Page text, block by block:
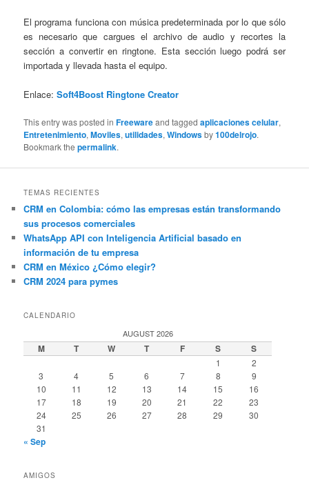
El programa funciona con música predeterminada por lo que sólo
es necesario que cargues el archivo de audio y recortes la
sección a convertir en ringtone. Esta sección luego podrá ser
importada y llevada hasta el equipo.
Enlace:Soft4Boost Ringtone Creator
This entry was posted inFreewareand taggedaplicaciones celular,
Entretenimiento,Moviles,utilidades,Windowsby100delrojo.
Bookmark thepermalink.
TEMAS RECIENTES
CRM en Colombia: cómo las empresas están transformando
sus procesos comerciales
WhatsApp API con Inteligencia Artificial basado en
información de tu empresa
CRM en México ¿Cómo elegir?
CRM 2024 para pymes
CALENDARIO
AUGUST 2026
M T W T F S S
1
2
3
4 5 6 7 8
9
10
11 12 13 14 15
16
17
18 19 20 21 22
23
24
25 26 27 28 29
30
31
« Sep
AMIGOS